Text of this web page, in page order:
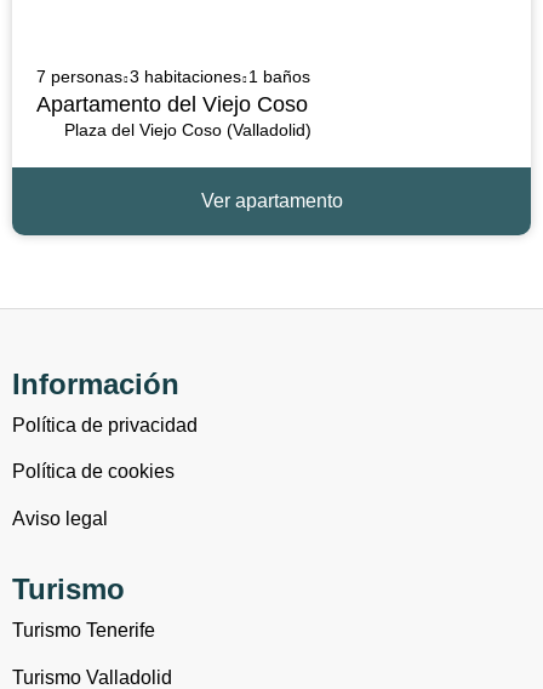
7 personas 3 habitaciones 1 baños
Apartamento del Viejo Coso
Plaza del Viejo Coso (Valladolid)
Ver apartamento
Información
Política de privacidad
Política de cookies
Aviso legal
Turismo
Turismo Tenerife
Turismo Valladolid